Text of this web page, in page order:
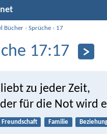
Bücher ›Sprüche › 17
17:17
zu jeder Zeit,
für die Not wird
Freundschaft Familie